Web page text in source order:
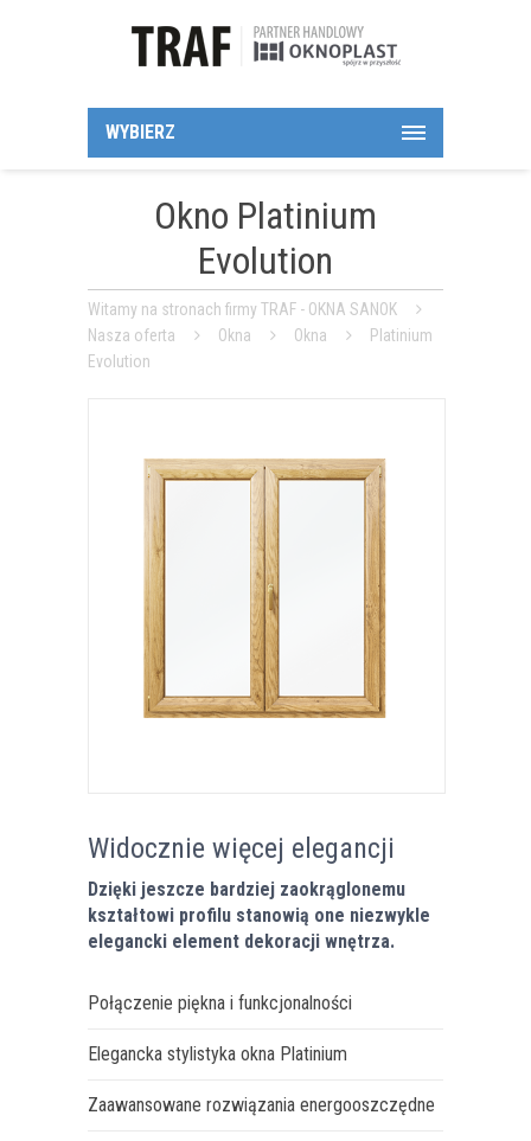
WYBIERZ
Okno Platinium
Evolution
Witamy na stronach firmy TRAF - OKNA SANOK
Nasza oferta
Okna Okna
Platinium
Evolution
Widocznie więcej elegancji
Dzięki jeszcze bardziej zaokrąglonemu
kształtowi profilu stanowią one niezwykle
elegancki element dekoracji wnętrza.
Połączenie piękna i funkcjonalności
Elegancka stylistyka okna Platinium
Zaawansowane rozwiązania energooszczędne